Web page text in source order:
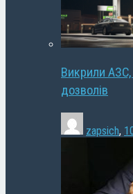
Викрили
дозволів
zapsich,